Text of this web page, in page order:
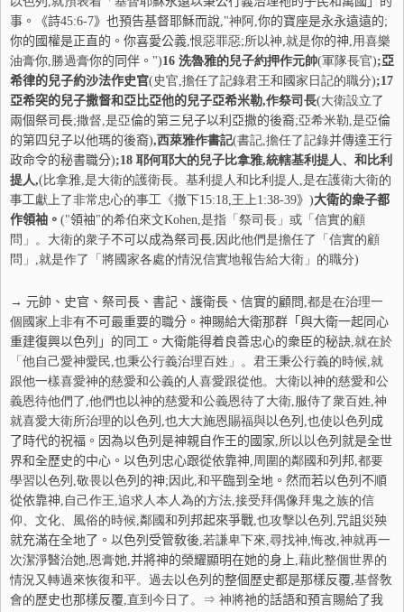
事。《詩45:6-7》也預告基督耶穌而說,"神阿,你的寶座是永永遠遠的;
你的國權是正直的。 你喜愛公義,恨惡罪惡;所以神,就是你的神,用喜樂
油膏你,勝過膏你的同伴。 ")16 洗魯雅的兒子約押作元帥(軍隊長官);亞
希律的兒子約沙法作史官(史官,擔任了記錄君王和國家日記的職分);17
亞希突的兒子撒督和亞比亞他的兒子亞希米勒,作祭司長(大衛設立了
兩個祭司長;撒督,是亞倫的第三兒子以利亞撒的後裔;亞希米勒,是亞倫
的第四兒子以他瑪的後裔),西萊雅作書記(書記,擔任了記錄并傳達王行
政命令的秘書職分);18 耶何耶大的兒子比拿雅,統轄基利提人、和比利
提人,(比拿雅,是大衛的護衛長。基利提人和比利提人,是在護衛大衛的
事工獻上了非常忠心的事工《撒下15:18,王上1:38-39》 )大衛的衆子都
作領袖。 ("領袖"的希伯來文Kohen,是指「祭司長」或「信實的顧
問」。大衛的衆子不可以成為祭司長,因此他們是擔任了「信實的顧
問」,就是作了「將國家各處的情況信實地報告給大衛」的職分)
→ 元帥、史官、祭司長、書記、護衛長、信實的顧問 ,都是在治理一
個國家上非有不可最重要的職分。神賜給大衛那群「與大衛一起同心
重建復興以色列 」的同工。大衛能得着良善忠心的衆臣的秘訣,就在於
「他自己愛神愛民,也秉公行義治理百姓」。君王秉公行義的時候,就
跟他一樣喜愛神的慈愛和公義的人喜愛跟從他。大衛以神的慈愛和公
義恩待他們了,他們也以神的慈愛和公義恩待了大衛,服侍了衆百姓,神
就喜愛大衛所治理的以色列 ,也大大施恩賜福與以色列 ,也使以色列 成
了時代的祝福。因為以色列 是神親自作王的國家,所以以色列 就是全世
界和全歷史的中心。以色列 忠心跟從依靠神,周圍的鄰國和列 邦,都要
學習以色列 ,敬畏以色列 的神;因此,和平臨到全地。然而若以色列 不順
從依靠神,自己作王,追求人本人為的方法,接受拜偶像拜鬼之族的信
仰、文化、風俗的時候,鄰國和列 邦起來爭戰,也攻擊以色列 ,咒詛災殃
就充滿在全地了。以色列 受管敎後,若謙卑下來,尋找神,悔改,神就再一
次潔淨醫治她,恩膏她,并將神的榮耀顯明在她的身上,藉此整個世界的
情況又轉過來恢復和平。過去以色列 的整個 歷史都是那樣反覆,基督敎
會的歷史也那樣反覆,直到今日了。 ⇒ 神將祂的話語和預言賜給了我